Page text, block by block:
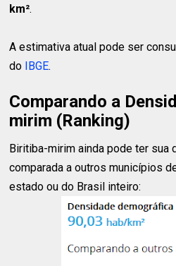
km².
A estimativa atual pode ser
do IBGE.
Comparando a
mirim (Ranking)
Biritiba-mirim ainda pode ter sua
comparada a outros municípios
estado ou do Brasil inteiro: